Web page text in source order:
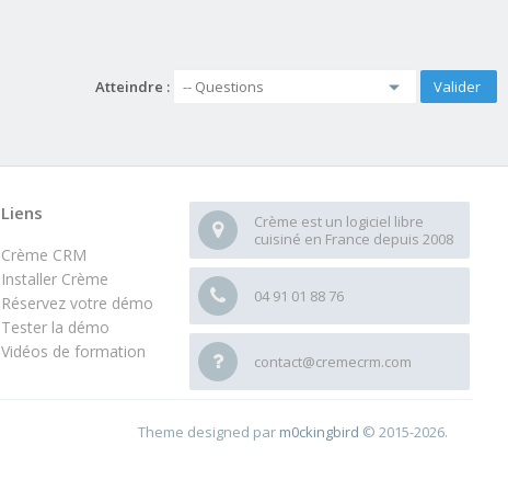
Atteindre :
Crème est un logiciel libre
cuisiné en France depuis 2008
04 91 01 88 76
contact@cremecrm.com
Liens
Crème CRM
Installer Crème
Réservez votre démo
Tester la démo
Vidéos de formation
Theme designed par m0ckingbird © 2015-2026.